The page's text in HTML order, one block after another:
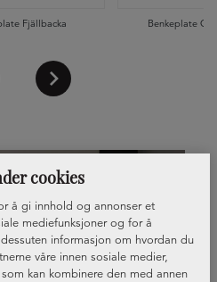
cookies
å gi innhold og annonser et
mediefunksjoner og for å
informasjon om hvordan du
våre innen sosiale medier,
kan kombinere den med annen
Fjällbacka Benkeplate